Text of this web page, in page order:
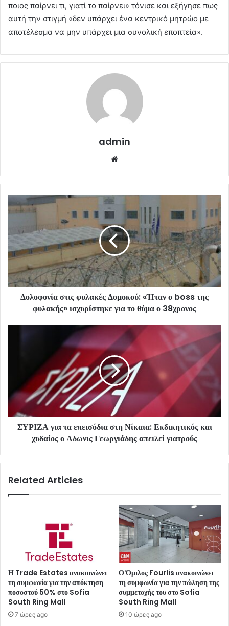
ποιος παίρνει τι, γιατί το παίρνει» τόνισε και εξήγησε πως
αυτή την στιγμή «δεν υπάρχει ένα κεντρικό μητρώο με
αποτέλεσμα να μην υπάρχει μια συνολική εποπτεία».
admin
Δολοφονία στις φυλακές Δομοκού: «Ήταν ο boss της
φυλακής» ισχυρίστηκε για το θύμα ο 38χρονος
ΣΥΡΙΖΑ για τα επεισόδια στη Νίκαια: Εκδικητικός και
χυδαίος ο Αδωνις Γεωργιάδης απειλεί γιατρούς
Related Articles
Η Trade Estates ανακοινώνει
τη συμφωνία για την απόκτηση
ποσοστού 50% στο Sofia
South Ring Mall
7 ώρες ago
Ο Όμιλος Fourlis ανακοινώνει
τη συμφωνία για την πώληση της
συμμετοχής του στο Sofia
South Ring Mall
10 ώρες ago